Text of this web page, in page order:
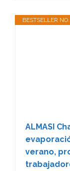
BESTSELLER
ALMASI
verano,